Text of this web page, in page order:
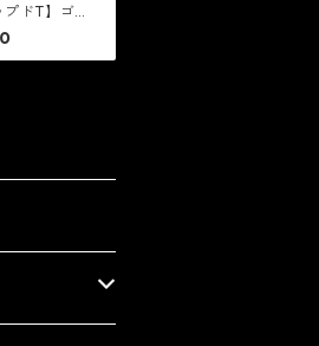
プドT】ゴー
ーム［シル